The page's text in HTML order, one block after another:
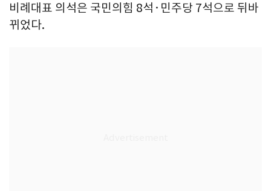
비례대표 의석은 국민의힘 8석·민주당 7석으로 뒤바
뀌었다.